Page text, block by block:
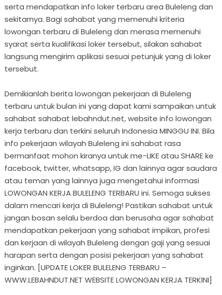
serta mendapatkan info loker terbaru area Buleleng dan
sekitarnya. Bagi sahabat yang memenuhi kriteria
lowongan terbaru di Buleleng dan merasa memenuhi
syarat serta kualifikasi loker tersebut, silakan sahabat
langsung mengirim aplikasi sesuai petunjuk yang di loker
tersebut.
Demikianlah berita lowongan pekerjaan di Buleleng
terbaru untuk bulan ini yang dapat kami sampaikan untuk
sahabat sahabat lebahndut.net, website info lowongan
kerja terbaru dan terkini seluruh Indonesia MINGGU INI. Bila
info pekerjaan wilayah Buleleng ini sahabat rasa
bermanfaat mohon kiranya untuk me-LIKE atau SHARE ke
facebook, twitter, whatsapp, IG dan lainnya agar saudara
atau teman yang lainnya juga mengetahui informasi
LOWONGAN KERJA BULELENG TERBARU ini. Semoga sukses
dalam mencari kerja di Buleleng! Pastikan sahabat untuk
jangan bosan selalu berdoa dan berusaha agar sahabat
mendapatkan pekerjaan yang sahabat impikan, profesi
dan kerjaan di wilayah Buleleng dengan gaji yang sesuai
harapan serta dengan posisi pekerjaan yang sahabat
inginkan. [UPDATE LOKER BULELENG TERBARU –
WWW.LEBAHNDUT.NET WEBSITE LOWONGAN KERJA TERKINI]